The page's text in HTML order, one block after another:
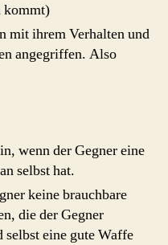
kommt)
mit ihrem Verhalten und
angegriffen. Also
wenn der Gegner eine
selbst hat.
keine brauchbare
die der Gegner
eine gute Waffe